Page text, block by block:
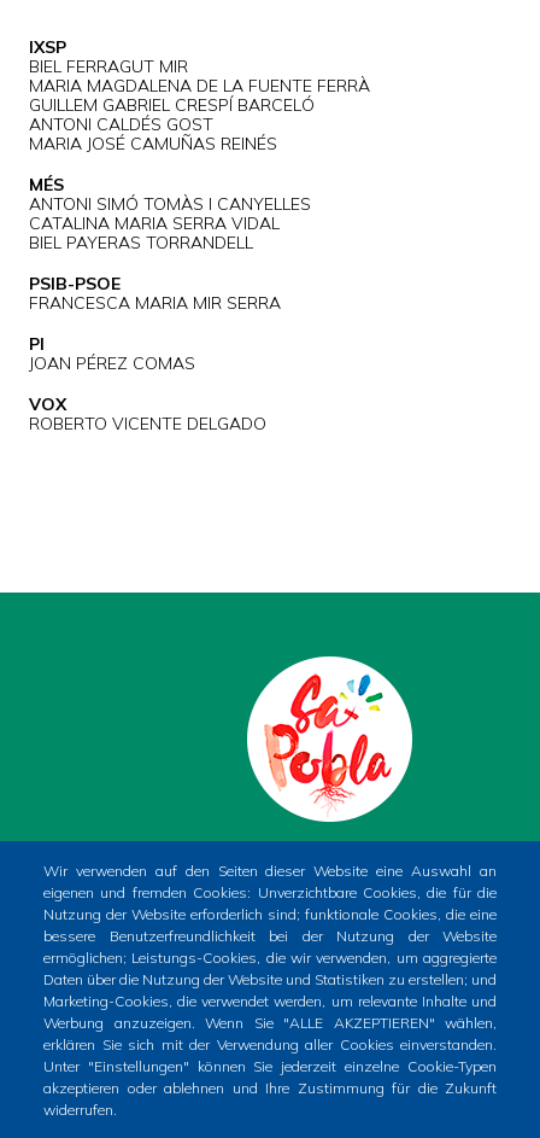
IXSP
BIEL FERRAGUT MIR
MARIA MAGDALENA DE LA FUENTE FERRÀ
GUILLEM GABRIEL CRESPÍ BARCELÓ
ANTONI CALDÉS GOST
MARIA JOSÉ CAMUÑAS REINÉS
MÉS
ANTONI SIMÓ TOMÀS I CANYELLES
CATALINA MARIA SERRA VIDAL
BIEL PAYERAS TORRANDELL
PSIB-PSOE
FRANCESCA MARIA MIR SERRA
PI
JOAN PÉREZ COMAS
VOX
ROBERTO VICENTE DELGADO
PLAÇA DE LA CONSTITUCIÓ, 1. SA POBLA
(MALLORCA)
Phone
+34 971 54 00 54
CIF P0704400A
Wir verwenden auf den Seiten dieser Website eine Auswahl an
eigenen und fremden Cookies: Unverzichtbare Cookies, die für die
Nutzung der Website erforderlich sind; funktionale Cookies, die eine
bessere Benutzerfreundlichkeit bei der Nutzung der Website
ermöglichen; Leistungs-Cookies, die wir verwenden, um aggregierte
Daten über die Nutzung der Website und Statistiken zu erstellen; und
Marketing-Cookies, die verwendet werden, um relevante Inhalte und
Werbung anzuzeigen. Wenn Sie "ALLE AKZEPTIEREN" wählen,
erklären Sie sich mit der Verwendung aller Cookies einverstanden.
Unter "Einstellungen" können Sie jederzeit einzelne Cookie-Typen
akzeptieren oder ablehnen und Ihre Zustimmung für die Zukunft
widerrufen.